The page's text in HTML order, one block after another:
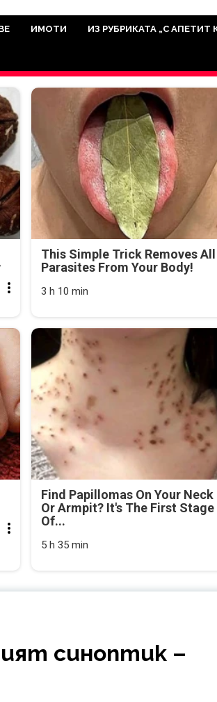
отразява всичко
сайт са от
затова държим на
ИМОТИ ИЗ РУБРИКАТА „С АПЕТИТ
This Simple Trick Removes All
Parasites From Your Body!
3 h 10 min
Find Papillomas On Your Neck
Or Armpit? It's The First Stage
Of...
5 h 35 min
синоптик –